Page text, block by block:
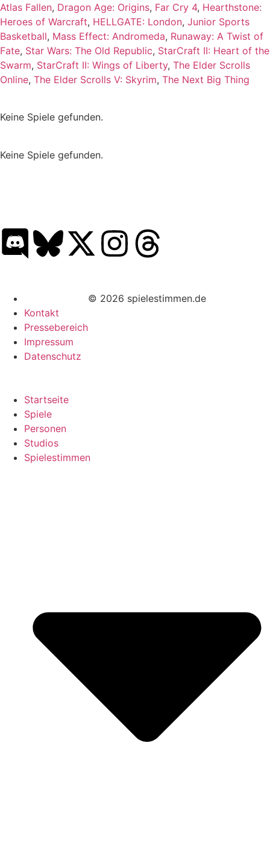
Atlas Fallen, Dragon Age: Origins, Far Cry 4, Hearthstone:
Heroes of Warcraft, HELLGATE: London, Junior Sports
Basketball, Mass Effect: Andromeda, Runaway: A Twist of
Fate, Star Wars: The Old Republic, StarCraft II: Heart of the
Swarm, StarCraft II: Wings of Liberty, The Elder Scrolls
Online, The Elder Scrolls V: Skyrim, The Next Big Thing
Keine Spiele gefunden.
Keine Spiele gefunden.
© 2026 spielestimmen.de
Kontakt
Pressebereich
Impressum
Datenschutz
Startseite
Spiele
Personen
Studios
Spielestimmen